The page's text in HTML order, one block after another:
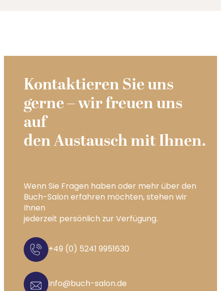
Kontaktieren Sie uns
gerne – wir freuen uns
auf
den Austausch mit Ihnen.
Wenn Sie Fragen haben oder mehr über den
Buch-Salon erfahren möchten, stehen wir
Ihnen
jederzeit persönlich zur Verfügung.
+49 (0) 5241 9951630
info@buch-salon.de